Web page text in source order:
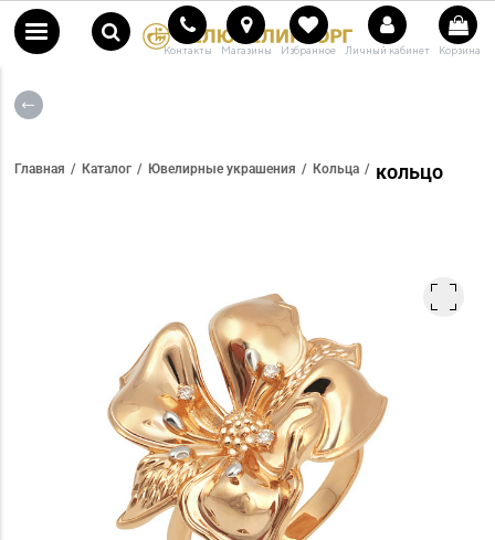
Контакты Магазины Избранное Личный кабинет Корзина
Главная Каталог Ювелирные украшения Кольца кольцо